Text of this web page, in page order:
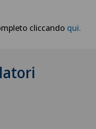
cliccando qui.